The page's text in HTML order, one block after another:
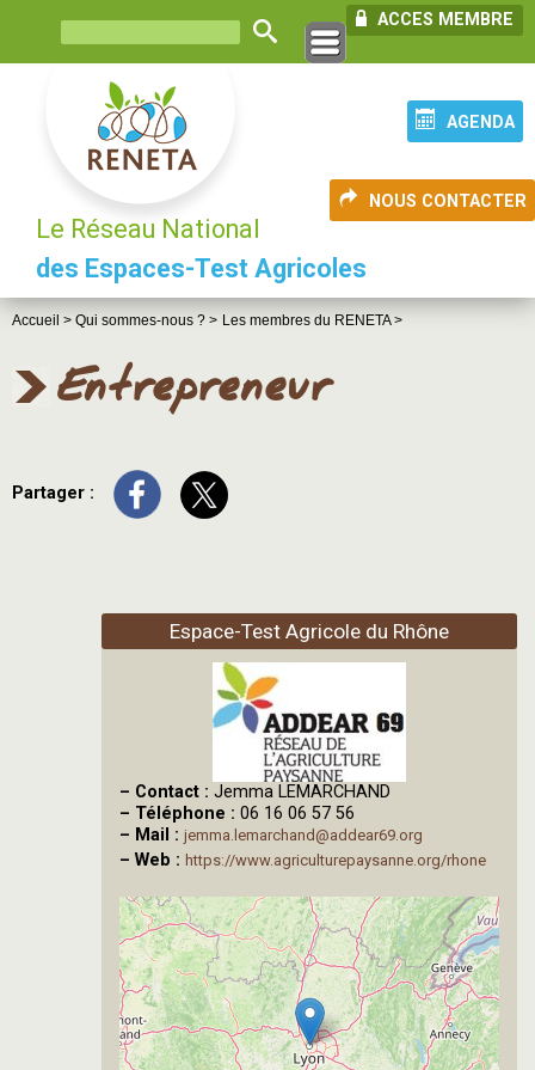
ACCES MEMBRE
AGENDA
NOUS CONTACTER
Le Réseau National
des Espaces-Test Agricoles
Accueil > Qui sommes-nous ? > Les membres du RENETA >
Entrepreneur
Partager :
Espace-Test Agricole du Rhône
– Contact : Jemma LEMARCHAND
– Téléphone : 06 16 06 57 56
– Mail : jemma.lemarchand@addear69.org
– Web : https://www.agriculturepaysanne.org/rhone